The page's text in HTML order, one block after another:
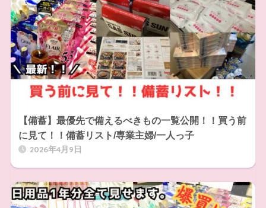
【備蓄】最優先で備えるべきもの一覧公開！！買う前
に見て！！備蓄リスト/専業主婦/一人っ子
2026年4月9日